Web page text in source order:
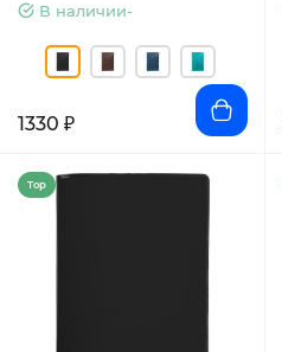
В наличии-
1330 ₽
Top